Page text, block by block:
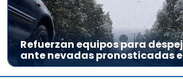
Refuerzan equipos para
ante nevadas pronosticadas